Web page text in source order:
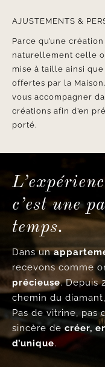
AJUSTEMENTS &
Parce qu’une
naturellement celle
mise à taille ainsi
offertes par la
vous accompagner
créations afin d’en
porté.
c’est une
temps.
Dans un
recevons comme
précieuse. Depuis
chemin du
Pas de vitrine, pas
sincère de créer,
d’unique.